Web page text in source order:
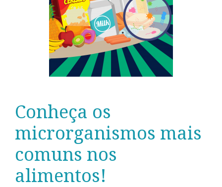
Conheça os
microrganismos mais
comuns nos
alimentos!